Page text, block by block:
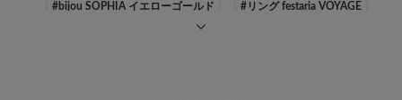
#bijou SOPHIA イエローゴールド #リング festaria VOYAGE